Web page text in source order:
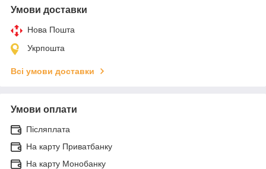
Умови доставки
Нова Пошта
Укрпошта
Всі умови доставки
Умови оплати
Післяплата
На карту Приватбанку
На карту Монобанку